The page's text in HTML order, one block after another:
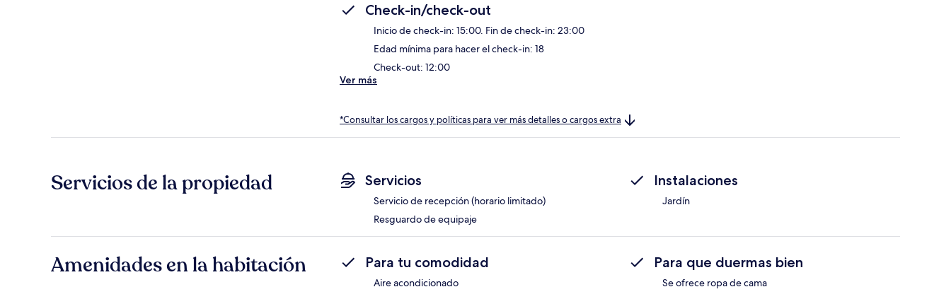
Check-in/check-out
Inicio de check-in: 15:00. Fin de check-in: 23:00
Edad mínima para hacer el check-in: 18
Check-out: 12:00
Ver más
*Consultar los cargos y políticas para ver más detalles o cargos extra
Servicios de la propiedad Servicios
Servicio de recepción (horario limitado)
Resguardo de equipaje
Instalaciones
Jardín
Amenidades en la habitación Para tu comodidad
Aire acondicionado
Para que duermas bien
Se ofrece ropa de cama